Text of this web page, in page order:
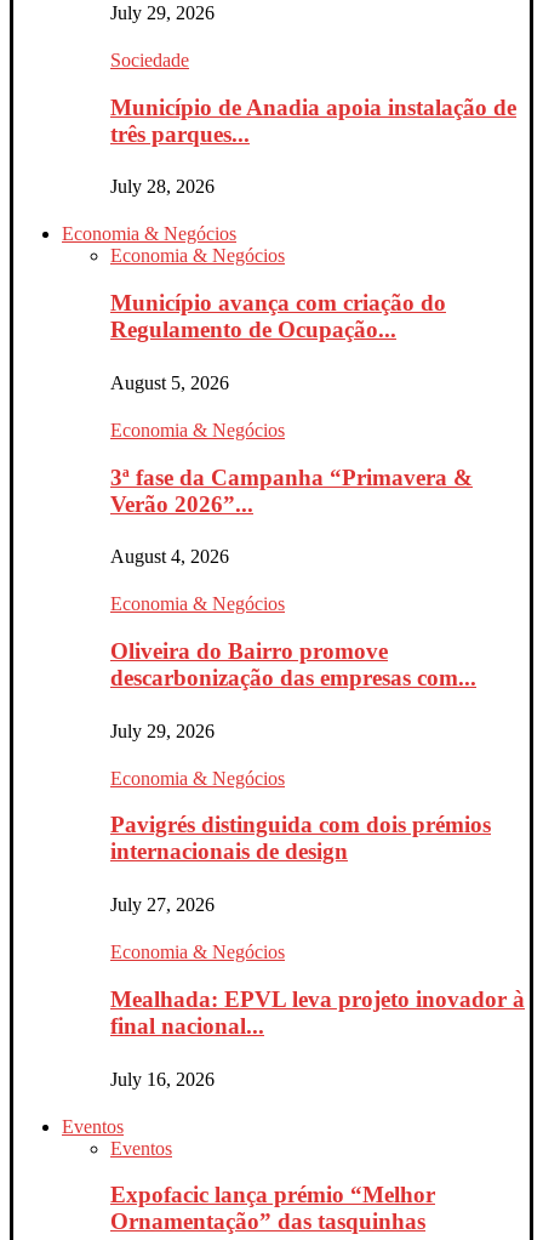
July 29, 2026
Sociedade
Município de Anadia apoia instalação de
três parques...
July 28, 2026
Economia & Negócios
Economia & Negócios
Município avança com criação do
Regulamento de Ocupação...
August 5, 2026
Economia & Negócios
3ª fase da Campanha “Primavera &
Verão 2026”...
August 4, 2026
Economia & Negócios
Oliveira do Bairro promove
descarbonização das empresas com...
July 29, 2026
Economia & Negócios
Pavigrés distinguida com dois prémios
internacionais de design
July 27, 2026
Economia & Negócios
Mealhada: EPVL leva projeto inovador à
final nacional...
July 16, 2026
Eventos
Eventos
Expofacic lança prémio “Melhor
Ornamentação” das tasquinhas